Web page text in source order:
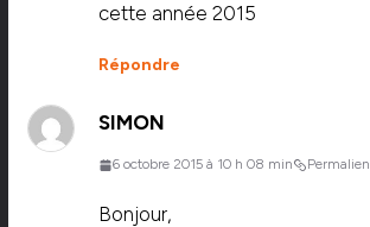
cette année 2015
Répondre
SIMON
6 octobre 2015 à 10 h 08 min Permalien
Bonjour,